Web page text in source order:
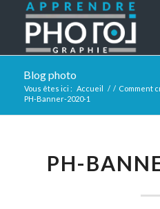
Blog photo
Vous êtes ici : Accueil / / Comment
PH-Banner-2020-1
PH-